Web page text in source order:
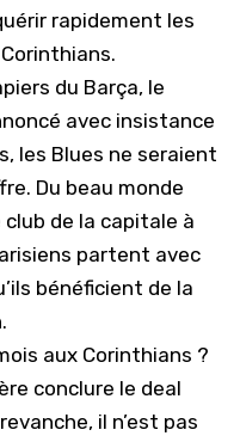
rapidement les
du Barça, le
avec insistance
les Blues ne seraient
Du beau monde
de la capitale à
partent avec
bénéficient de la
aux Corinthians ?
conclure le deal
il n’est pas